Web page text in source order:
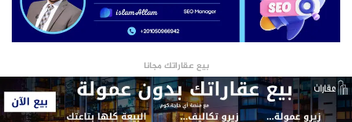
بيع عقاراتك مجانا